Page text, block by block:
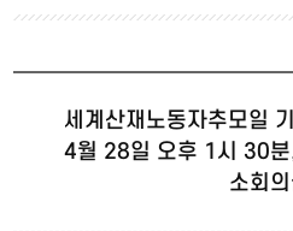
세계산재노동자추모일
4월 28일 오후 1시 30분
소회